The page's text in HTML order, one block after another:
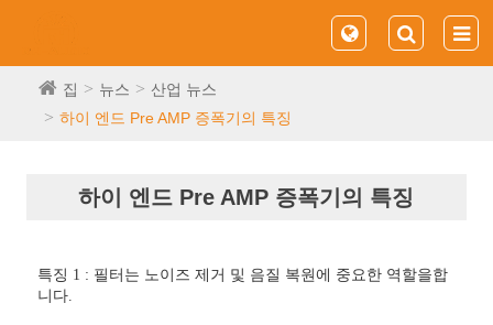
집 뉴스
산업 뉴스
하이 엔드 Pre AMP 증폭기의 특징
하이 엔드 Pre AMP 증폭기의 특징
특징 1 : 필터는 노이즈 제거 및 음질 복원에 중요한 역할을합
니다.